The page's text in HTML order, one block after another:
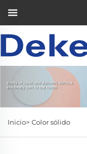
Inicio> Color sólido